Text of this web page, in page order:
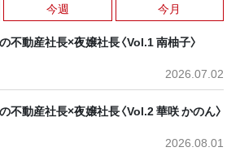
今週 今月
不動産社長×夜嬢社長〈Vol.1 南柚子〉
2026.07.02
不動産社長×夜嬢社長〈Vol.2 華咲 かのん〉
2026.08.01